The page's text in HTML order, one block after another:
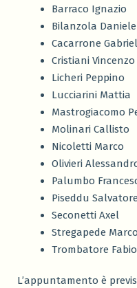
Barraco Ignazio
Bilanzola Daniele
Cacarrone
Cristiani Vincenzo
Licheri Peppino
Lucciarini Mattia
Mastrogiacomo
Molinari Callisto
Nicoletti Marco
Olivieri
Palumbo
Piseddu
Seconetti Axel
Stregapede Marco
Trombatore Fabio
L’appuntamento è